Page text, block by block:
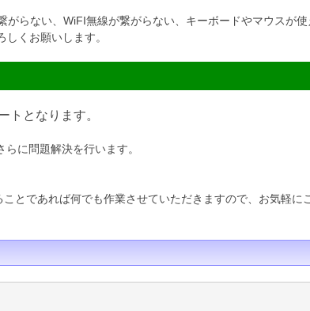
らない、WiFI無線が繋がらない、キーボードやマウスが使
くお願いします。
トとなります。
に問題解決を行います。
とであれば何でも作業させていただきますので、お気軽に